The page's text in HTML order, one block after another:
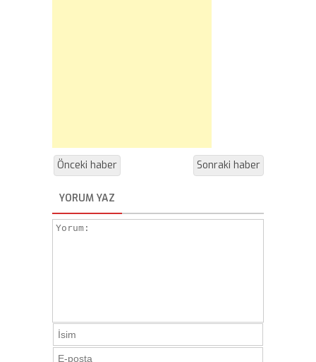
Önceki haber Sonraki haber
YORUM YAZ